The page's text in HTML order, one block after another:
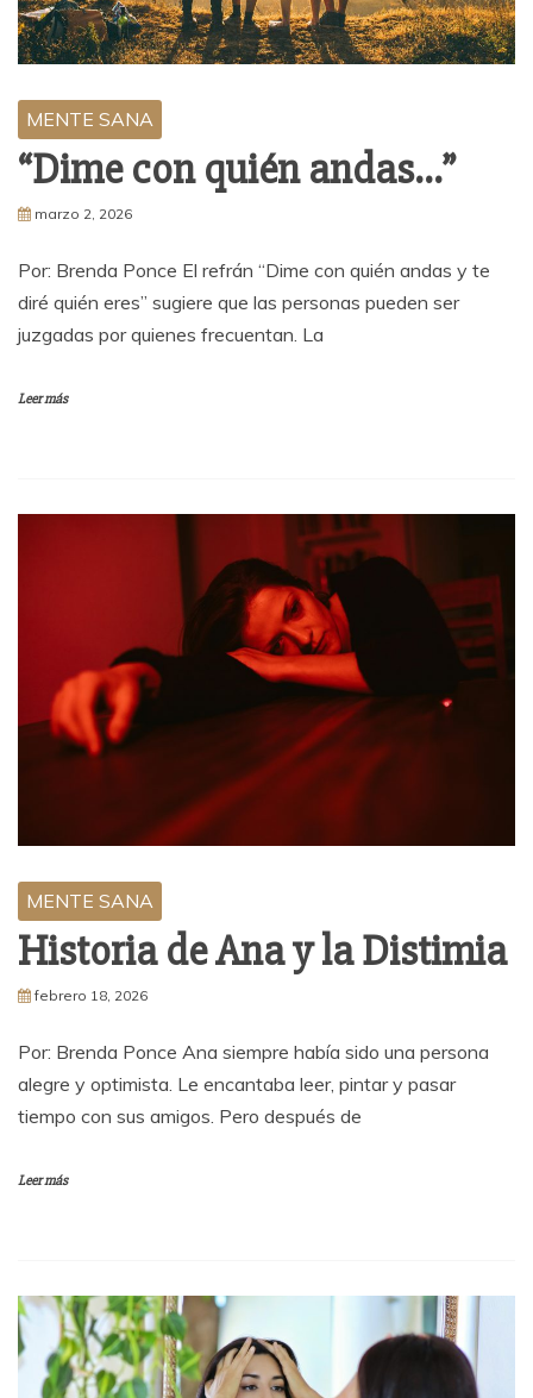
MENTE SANA
“Dime con quién andas…”
marzo 2, 2026
Por: Brenda Ponce El refrán “Dime con quién andas y te
diré quién eres” sugiere que las personas pueden ser
juzgadas por quienes frecuentan. La
Leer más
MENTE SANA
Historia de Ana y la Distimia
febrero 18, 2026
Por: Brenda Ponce Ana siempre había sido una persona
alegre y optimista. Le encantaba leer, pintar y pasar
tiempo con sus amigos. Pero después de
Leer más